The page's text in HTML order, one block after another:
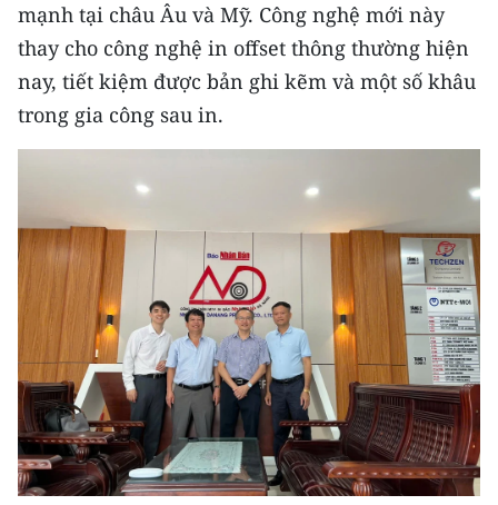
54 DÂN TỘC VIỆT NAM
CHƯƠNG TRÌNH OCOP - MỖI XÃ
MỘT SẢN PHẨM
MEDIA CENTER
E-Magazine
Video
Media Chính trị
Media Kinh tế
Media Văn hóa
mạnh tại châu Âu và Mỹ. Công nghệ mới này
thay cho công nghệ in offset thông thường hiện
nay, tiết kiệm được bản ghi kẽm và một số khâu
trong gia công sau in.